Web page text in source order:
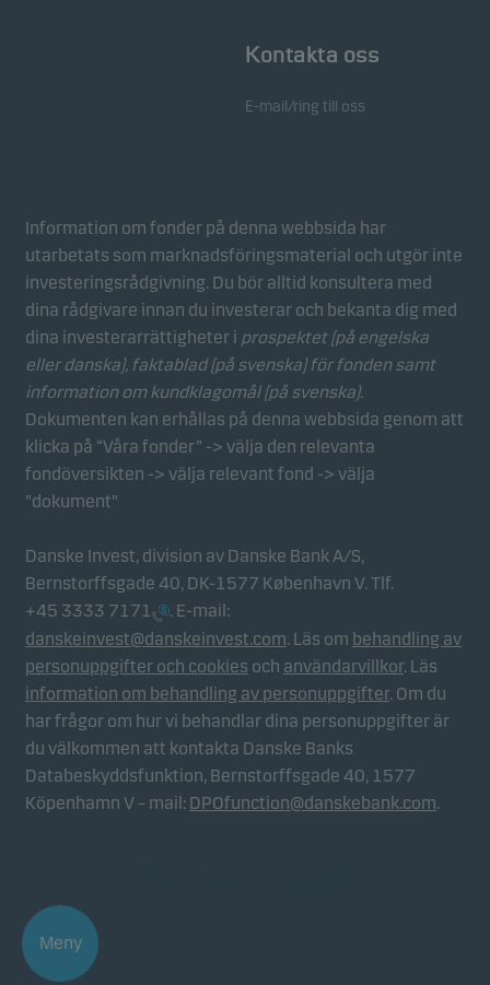
Meny
Kontakta oss
E-mail/ring till oss
Information om fonder på denna webbsida har
utarbetats som marknadsföringsmaterial och utgör inte
investeringsrådgivning. Du bör alltid konsultera med
dina rådgivare innan du investerar och bekanta dig med
dina investerarrättigheter i prospektet (på engelska
eller danska), faktablad(på svenska) för fonden samt
information om kundklagomål (på svenska).
Dokumenten kan erhållas på denna webbsida genom att
klicka på “Våra fonder” -> välja den relevanta
fondöversikten -> välja relevant fond -> välja
"dokument"
Danske Invest, division av Danske Bank A/S,
Bernstorffsgade 40, DK-1577 København V. Tlf.
+45 3333 7171
. E-mail:
danskeinvest@danskeinvest.com. Läs om behandling av
personuppgifter och cookies och användarvillkor. Läs
information om behandling av personuppgifter. Om du
har frågor om hur vi behandlar dina personuppgifter är
du välkommen att kontakta Danske Banks
Databeskyddsfunktion, Bernstorffsgade 40, 1577
Köpenhamn V – mail: DPOfunction@danskebank.com.